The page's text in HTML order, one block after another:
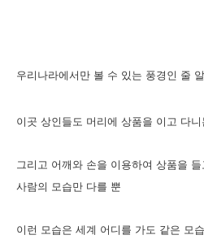
우리나라에서만 볼 수 있는 풍경인 줄
이곳 상인들도 머리에 상품을 이고 다
그리고 어깨와 손을 이용하여 상품을
사람의 모습만 다를 뿐
이런 모습은 세계 어디를 가도 같은 모